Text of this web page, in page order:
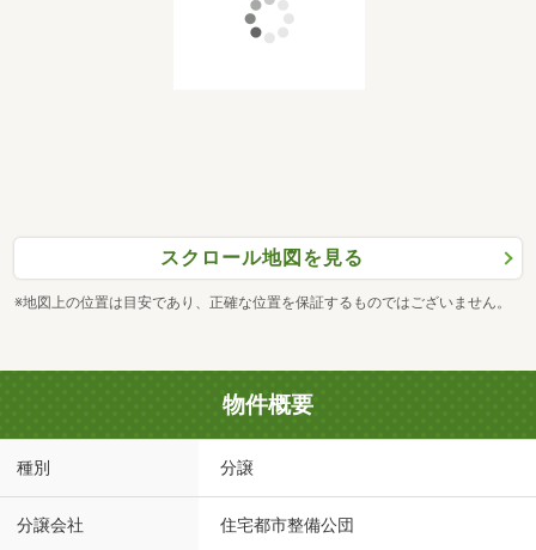
スクロール地図を見る
※地図上の位置は目安であり、正確な位置を保証するものではございません。
物件概要
種別 分譲
分譲会社 住宅都市整備公団